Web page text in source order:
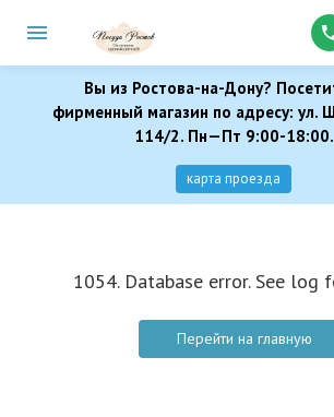
Вы из Ростова-на-Дону?
фирменный магазин по адресу: ул.
114/2. Пн—Пт 9:00-18:00.
карта проезда
1054. Database error. See log
Перейти на главную